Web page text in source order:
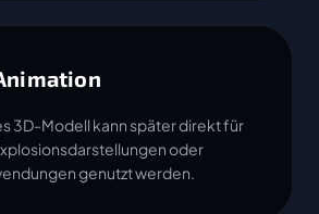
3D-Modell kann später direkt für
oder
genutzt werden.